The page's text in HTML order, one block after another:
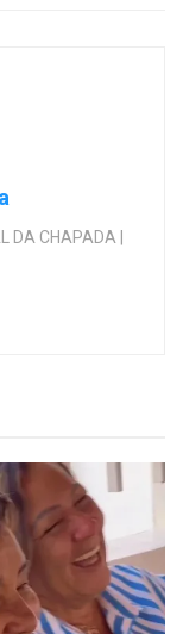
DA CHAPADA |